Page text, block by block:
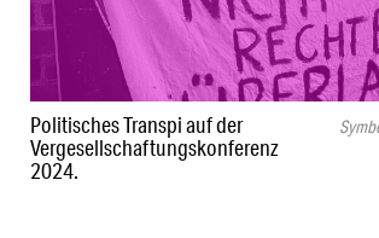
Politisches Transpi auf der
Vergesellschaftungskonferenz
2024.